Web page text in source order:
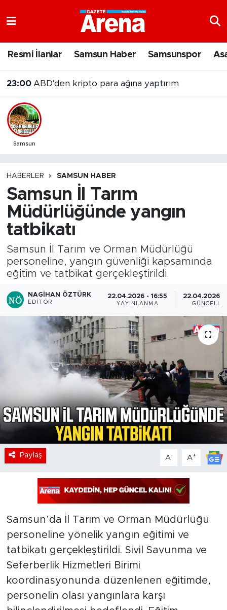
Resmi İlanlar Samsun Haber Samsunspor
23:00 ABD'den kripto para ağına yaptırım
Samsun
HABERLER SAMSUN HABER
Samsun İl Tarım
Müdürlüğünde yangın
tatbikatı
Samsun İl Tarım ve Orman Müdürlüğü
personeline, yangın güvenliği kapsamında
eğitim ve tatbikat gerçekleştirildi.
NAGIHAN ÖZTÜRK
EDITÖR
22.04.2026 - 16:55
YAYINLANMA
22.04.2026 -
Paylaş A- A+
Samsun’da İl Tarım ve Orman Müdürlüğü
personeline yönelik yangın eğitimi ve
tatbikatı gerçekleştirildi. Sivil Savunma ve
Seferberlik Hizmetleri Birimi
koordinasyonunda düzenlenen eğitimde,
personelin olası yangınlara karşı
Samsun Namaz Vakitleri
Trafik Durumu
Süper Lig Puan Durumu ve Fikstür
Son Dakika Haberleri
Haber Arşivi